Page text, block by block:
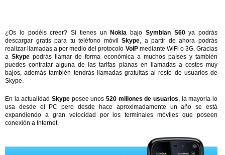
¿Os lo podéis creer? Si tienes un Nokia bajo Symbian S60ya podrás
descargar gratis para tu teléfono móvilSkype, a partir de ahora podrás
realizar llamadas a por medio del protocolo VoIPmediante WiFi o 3G. Gracias
aSkype podrás llamar de forma económica a muchos países y también
puedes contratar alguna de las tarifas planas en llamadas a costes muy
bajos, además también tendrás llamadas gratuitas al resto de usuarios de
Skype.
En la actualidad Skype posee unos 520 millones de usuarios, la mayoría lo
usa desde el PC pero desde hace aproximadamente un año se está
expandiendo a gran velocidad por los terminales móviles que poseen
conexión a Internet.